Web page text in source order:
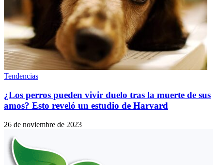
Tendencias
¿Los perros pueden vivir duelo tras la muerte de sus
amos? Esto reveló un estudio de Harvard
26 de noviembre de 2023